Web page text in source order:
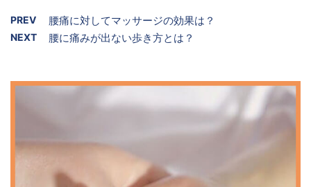
PREV 腰痛に対してマッサージの効果は？
NEXT 腰に痛みが出ない歩き方とは？